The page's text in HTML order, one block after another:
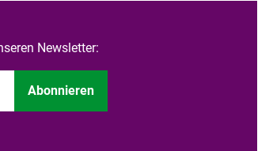
Newsletter:
Abonnieren